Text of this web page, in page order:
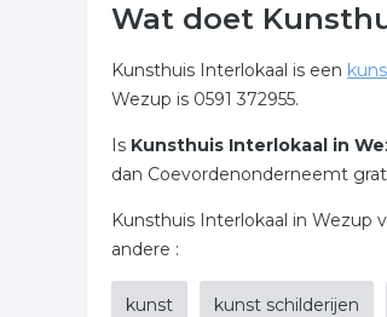
Wat doet
Kunsthuis Interlokaal is een
Wezup is 0591 372955.
Is Kunsthuis Interlokaal in
dan Coevordenonderneemt
Kunsthuis Interlokaal in Wezup
andere :
kunst kunst schilderijen